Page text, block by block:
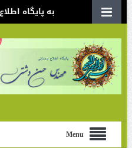
به پایگاه
Menu